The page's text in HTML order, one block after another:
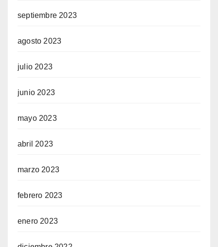
septiembre 2023
agosto 2023
julio 2023
junio 2023
mayo 2023
abril 2023
marzo 2023
febrero 2023
enero 2023